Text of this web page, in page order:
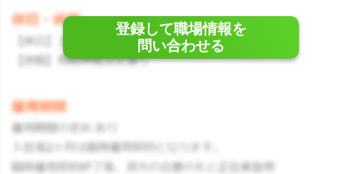
登録して職場情報を
問い合わせる